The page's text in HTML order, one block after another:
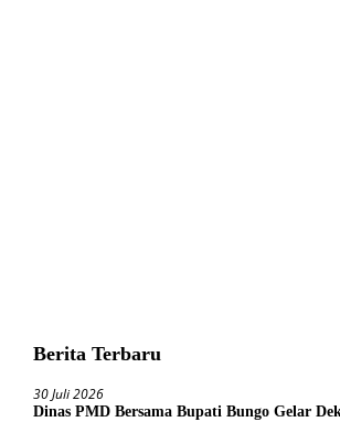
Berita Terbaru
30 Juli 2026
Dinas PMD Bersama Bupati Bungo Gelar